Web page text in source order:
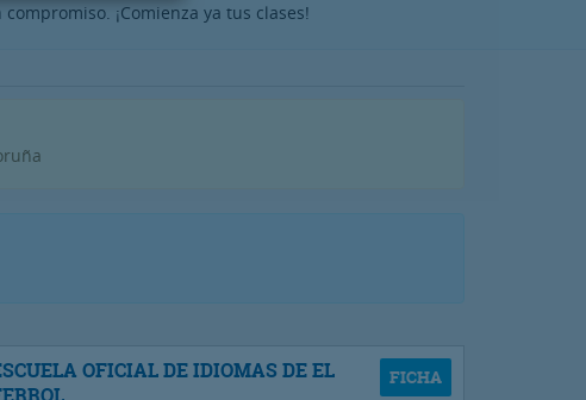
¡Comienza ya tus clases!
OFICIAL DE IDIOMAS DE EL